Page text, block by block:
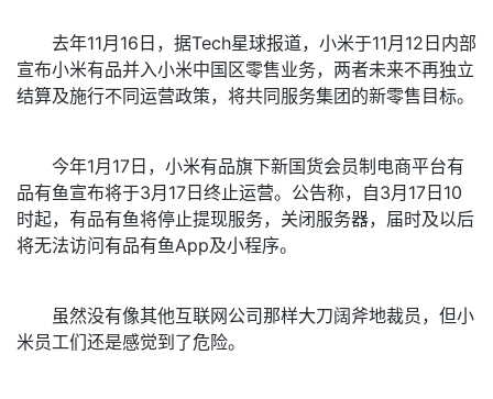
去年11月16日，据Tech星球报道，小米于11月12日内部
宣布小米有品并入小米中国区零售业务，两者未来不再独立
结算及施行不同运营政策，将共同服务集团的新零售目标。
今年1月17日，小米有品旗下新国货会员制电商平台有
品有鱼宣布将于3月17日终止运营。公告称，自3月17日10
时起，有品有鱼将停止提现服务，关闭服务器，届时及以后
将无法访问有品有鱼App及小程序。
虽然没有像其他互联网公司那样大刀阔斧地裁员，但小
米员工们还是感觉到了危险。